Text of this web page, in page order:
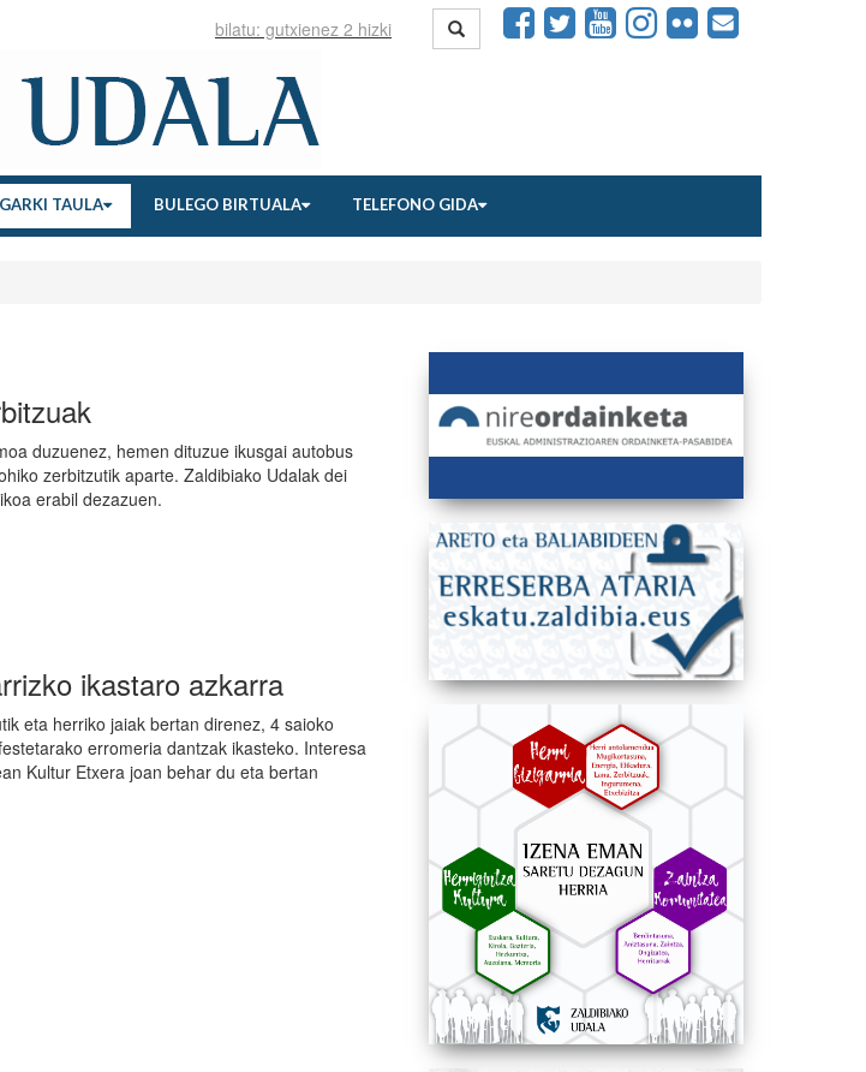
TAULA BULEGO BIRTUALA TELEFONO GIDA
duzuenez, hemen dituzue ikusgai autobus
zerbitzutik aparte. Zaldibiako Udalak dei
erabil dezazuen.
ikastaro azkarra
eta herriko jaiak bertan direnez, 4 saioko
erromeria dantzak ikasteko. Interesa
Kultur Etxera joan behar du eta bertan